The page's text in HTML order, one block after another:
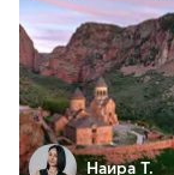
Наира Т.